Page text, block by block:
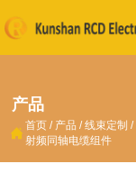
产品
 首页 / 产品 /线束定制 /
射频同轴电缆组件